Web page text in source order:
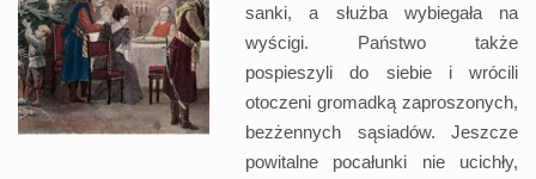
sanki, a służba wybiegała na
wyścigi. Państwo także
pospieszyli do siebie i wrócili
otoczeni gromadką zaproszonych,
bezżennych sąsiadów. Jeszcze
powitalne pocałunki nie ucichły,